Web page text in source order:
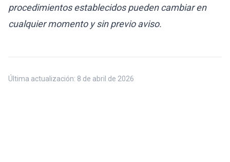
procedimientos establecidos pueden cambiar en
cualquier momento y sin previo aviso.
Última actualización: 8 de abril de 2026